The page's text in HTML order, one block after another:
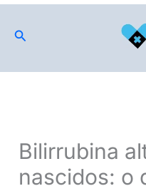
para
conteúdo
Pesquisar
Bilirrubina
nascidos: o